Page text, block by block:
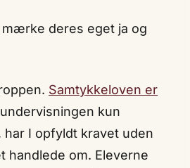
mærke deres eget ja og
Samtykkeloven er
kun
har I opfyldt kravet uden
handlede om. Eleverne